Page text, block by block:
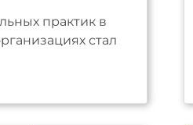
практик в
стал